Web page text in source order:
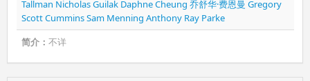
Tallman Nicholas Guilak Daphne Cheung 乔舒华·费恩曼 Gregory
Scott CumminsSam Menning Anthony Ray Parke
简介： 不详